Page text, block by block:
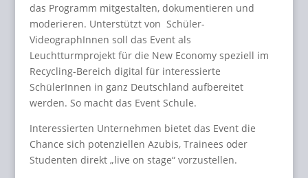
das Programm mitgestalten, dokumentieren und
moderieren. Unterstützt von Schüler-
VideographInnen soll das Event als
Leuchtturmprojekt für die New Economy speziell im
Recycling-Bereich digital für interessierte
SchülerInnen in ganz Deutschland aufbereitet
werden. So macht das Event Schule.
Interessierten Unternehmen bietet das Event die
Chance sich potenziellen Azubis, Trainees oder
Studenten direkt „live on stage“ vorzustellen.